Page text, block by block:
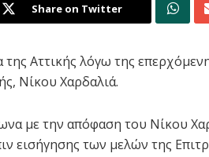
Share on Twitter
Αττικής λόγω της
Νίκου Χαρδαλιά.
με την απόφαση του Νίκου
εισήγησης των μελών της